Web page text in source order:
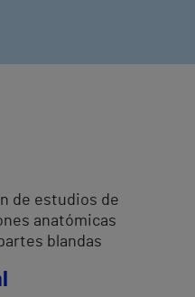
de estudios de
anatómicas
blandas